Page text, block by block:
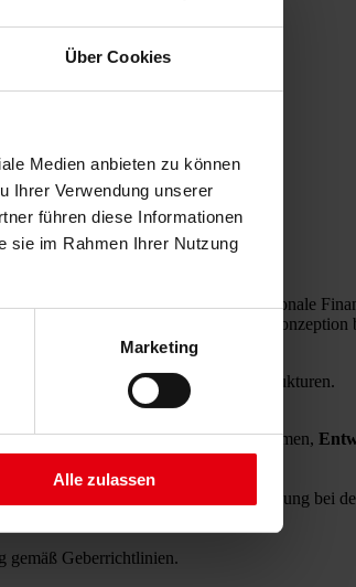
Über Cookies
Medien anbieten zu können
Ihrer Verwendung unserer
führen diese Informationen
sie im Rahmen Ihrer Nutzung
Marketing
Alle zulassen
sowie internationale
(ÖBA), um Projekte von der Konzeption
leistungsfähige kommunale Infrastrukturen.
,Energieauditsund Sanierungsmaßnahmen,
und Unterstützung bei
gemäß Geberrichtlinien.